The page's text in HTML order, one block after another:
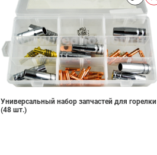
Универсальный набор запчастей для горелки
(48 шт.)